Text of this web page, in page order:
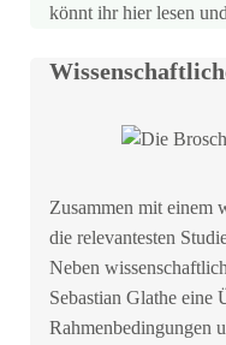
könnt ihr hier lesen
Zusammen mit einem
die relevantesten
Neben
Sebastian Glathe eine
Rahmenbedingungen